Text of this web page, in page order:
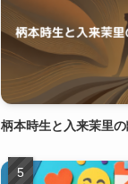
柄本時生と入来茉里